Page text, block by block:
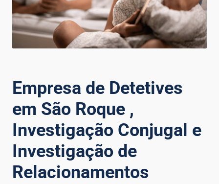
Empresa de Detetives
em São Roque ,
Investigação Conjugal e
Investigação de
Relacionamentos